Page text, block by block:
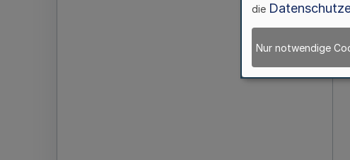
die
Nur notwendige